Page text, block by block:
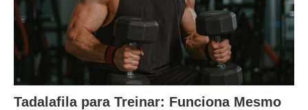
Tadalafila para Treinar: Funciona Mesmo